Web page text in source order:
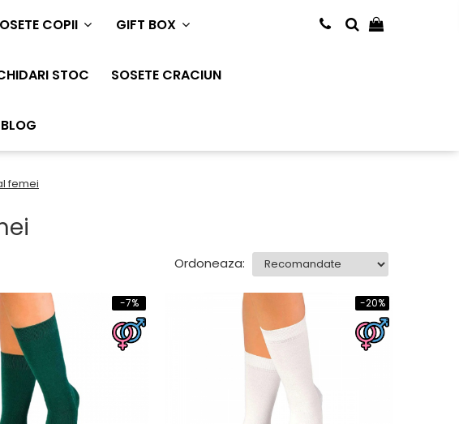
COPII GIFT BOX
STOC SOSETE CRACIUN
BLOG
femei
Ordoneaza:
-7% -20%